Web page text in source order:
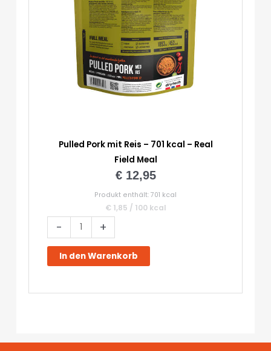
Pulled Pork mit Reis – 701 kcal – Real
Field Meal
€12,95
Produkt enthält: 701 kcal
€ 1,85 / 100 kcal
-
Pork
mit
Reis
Real
+
In den Warenkorb